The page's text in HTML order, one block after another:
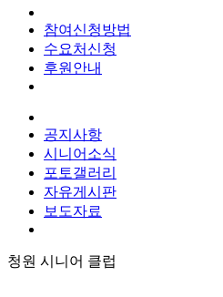
참여신청방법
수요처신청
후원안내
공지사항
시니어소식
포토갤러리
자유게시판
보도자료
청원 시니어 클럽